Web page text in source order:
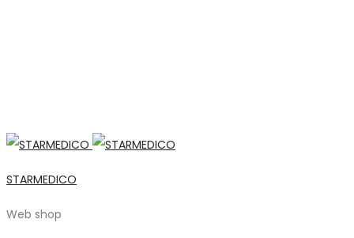
STARMEDICO
Web shop